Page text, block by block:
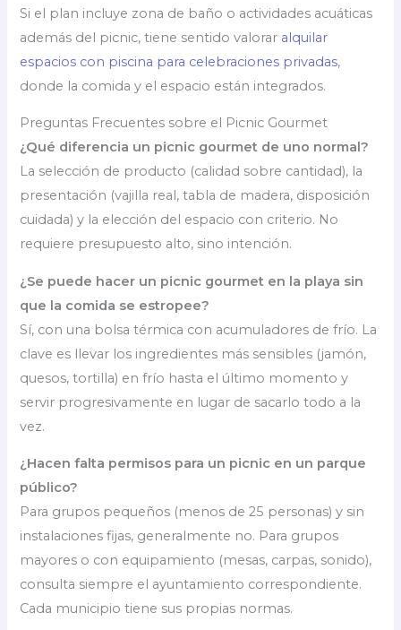
Si el plan incluye zona de baño o actividades acuáticas
además del picnic, tiene sentido valorar alquilar
espacios con piscina para celebraciones privadas,
donde la comida y el espacio están integrados.
Preguntas Frecuentes sobre el Picnic Gourmet
¿Qué diferencia un picnic gourmet de uno normal?
La selección de producto (calidad sobre cantidad), la
presentación (vajilla real, tabla de madera, disposición
cuidada) y la elección del espacio con criterio. No
requiere presupuesto alto, sino intención.
¿Se puede hacer un picnic gourmet en la playa sin
que la comida se estropee?
Sí, con una bolsa térmica con acumuladores de frío. La
clave es llevar los ingredientes más sensibles (jamón,
quesos, tortilla) en frío hasta el último momento y
servir progresivamente en lugar de sacarlo todo a la
vez.
¿Hacen falta permisos para un picnic en un parque
público?
Para grupos pequeños (menos de 25 personas) y sin
instalaciones fijas, generalmente no. Para grupos
mayores o con equipamiento (mesas, carpas, sonido),
consulta siempre el ayuntamiento correspondiente.
Cada municipio tiene sus propias normas.